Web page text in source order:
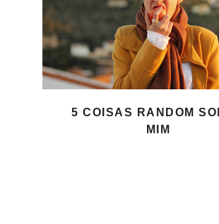
5 COISAS RANDOM
MIM